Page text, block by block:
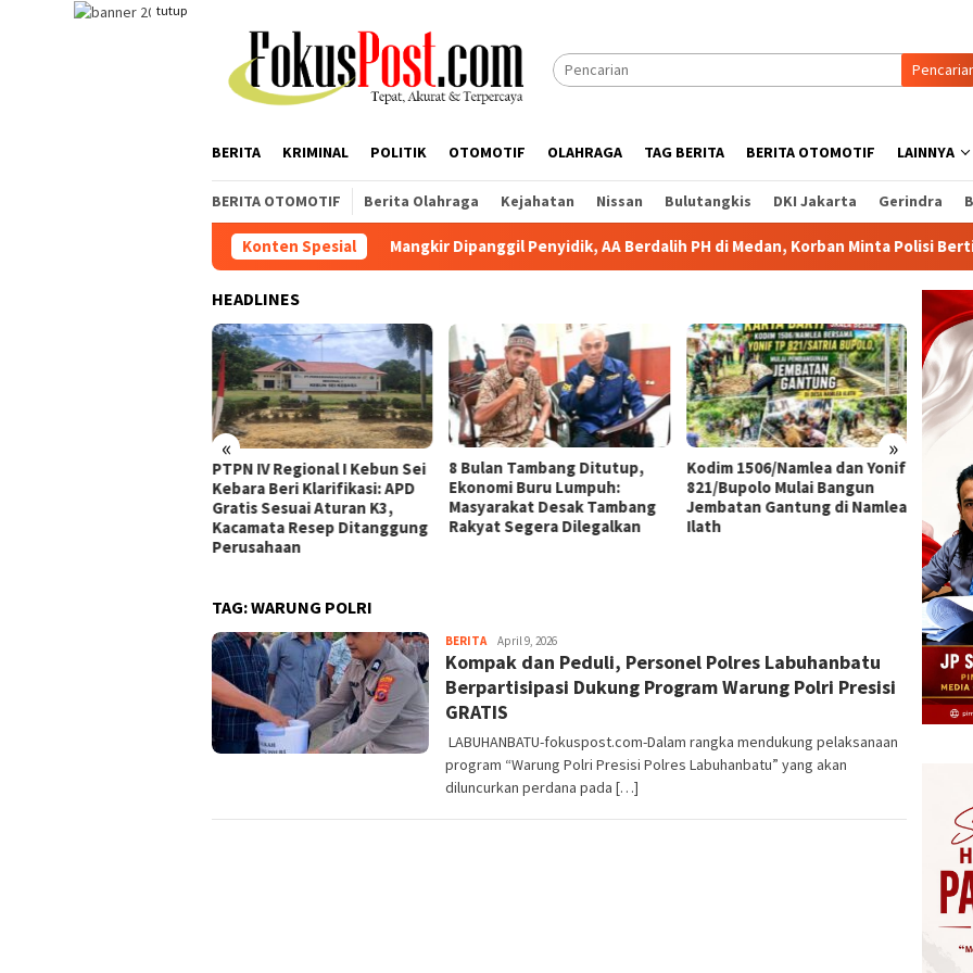
tutup
BERITA KRIMINAL POLITIK OTOMOTIF OLAHRAGA TAG BERITA BERITA OTOMOTIF LAINNYA
BERITA OTOMOTIF Berita Olahraga Kejahatan Nissan Bulutangkis DKI Jakarta Gerindra
Konten Spesial
Mangkir Dipanggil Penyidik, AA Berdalih PH di Medan, Korban Minta Polisi Bertindak Tegas
HEADLINES
« »
PTPN IV Regional I Kebun Sei
Kebara Beri Klarifikasi: APD
Gratis Sesuai Aturan K3,
Kacamata Resep Ditanggung
Perusahaan
8 Bulan Tambang Ditutup,
Ekonomi Buru Lumpuh:
Masyarakat Desak Tambang
Rakyat Segera Dilegalkan
Kodim 1506/Namlea dan Yonif
821/Bupolo Mulai Bangun
Jembatan Gantung di Namlea
Ilath
AA,
TAG:WARUNG POLRI
BERITAHerman.
Damanik
April 9, 2026
Kompak dan Peduli, Personel Polres Labuhanbatu
Berpartisipasi Dukung Program Warung Polri Presisi
GRATIS
LABUHANBATU-fokuspost.com-Dalam rangka mendukung pelaksanaan
program “Warung Polri Presisi Polres Labuhanbatu” yang akan
diluncurkan perdana pada […]